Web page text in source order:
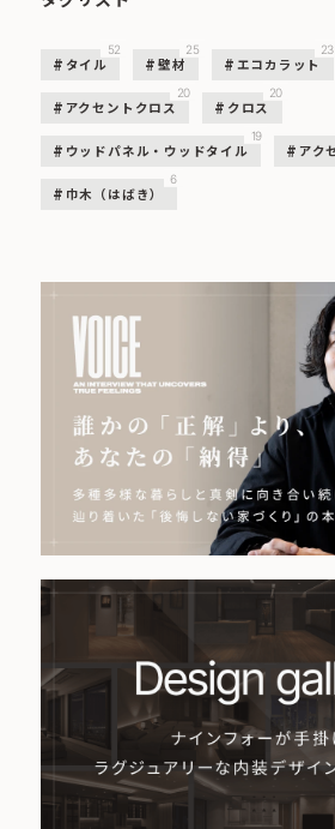
タイル
52
壁材
25
エコカラット
23
アクセントクロス
20
クロス
20
ウッドパネル・ウッドタイル
19
アク
巾木（はばき）
6